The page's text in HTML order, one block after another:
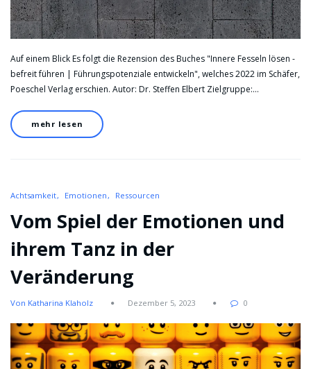
Auf einem Blick Es folgt die Rezension des Buches "Innere Fesseln lösen -
befreit führen | Führungspotenziale entwickeln", welches 2022 im Schäfer,
Poeschel Verlag erschien. Autor: Dr. Steffen Elbert Zielgruppe:…
mehr lesen
Achtsamkeit Emotionen Ressourcen
Vom Spiel der Emotionen und
ihrem Tanz in der
Veränderung
Von Katharina Klaholz Dezember 5, 2023 0